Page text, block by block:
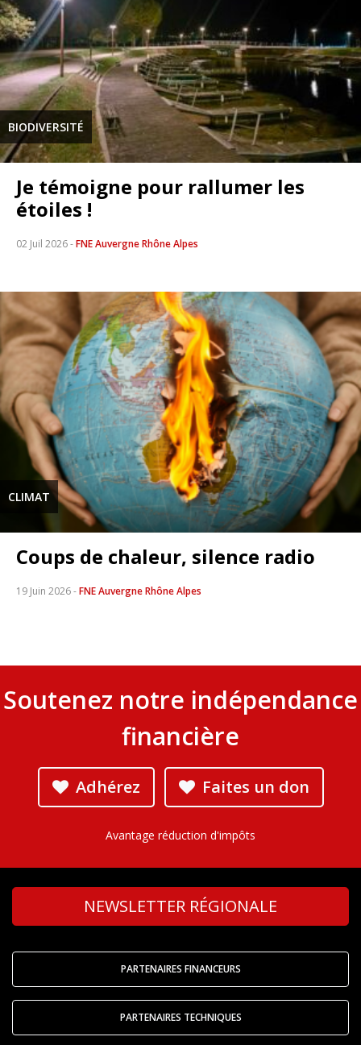
BIODIVERSITÉ
Je témoigne pour rallumer les
étoiles !
02 Juil 2026-FNE Auvergne Rhône Alpes
CLIMAT
Coups de chaleur, silence radio
19 Juin 2026-FNE Auvergne Rhône Alpes
Soutenez notre indépendance
financière
Adhérez Faites un don
Avantage réduction d'impôts
NEWSLETTER RÉGIONALE
PARTENAIRES FINANCEURS
PARTENAIRES TECHNIQUES